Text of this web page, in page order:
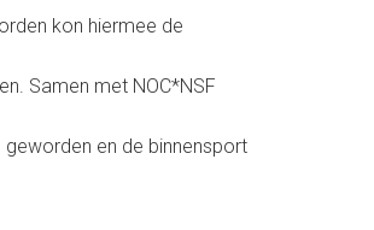
kon hiermee de
Samen met NOC*NSF
en de binnensport